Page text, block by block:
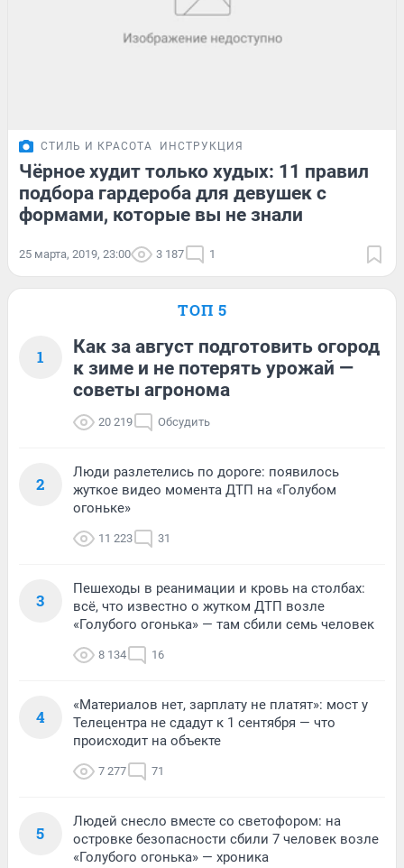
СТИЛЬ И КРАСОТА ИНСТРУКЦИЯ
Чёрное худит только худых: 11 правил
подбора гардероба для девушек с
формами, которые вы не знали
25 марта, 2019, 23:00 3 187 1
ТОП 5
1
Как за август подготовить огород
к зиме и не потерять урожай —
советы агронома
20 219 Обсудить
2
Люди разлетелись по дороге: появилось
жуткое видео момента ДТП на «Голубом
огоньке»
11 223 31
3
Пешеходы в реанимации и кровь на столбах:
всё, что известно о жутком ДТП возле
«Голубого огонька» — там сбили семь человек
8 134 16
4
«Материалов нет, зарплату не платят»: мост у
Телецентра не сдадут к 1 сентября — что
происходит на объекте
7 277 71
5
Людей снесло вместе со светофором: на
островке безопасности сбили 7 человек возле
«Голубого огонька» — хроника